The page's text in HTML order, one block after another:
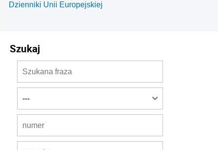
Dzienniki Unii Europejskiej
Szukaj